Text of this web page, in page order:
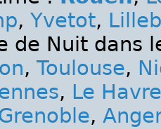
, Yvetot,
de Nuit dans
, Toulouse,
, Le Havre
,